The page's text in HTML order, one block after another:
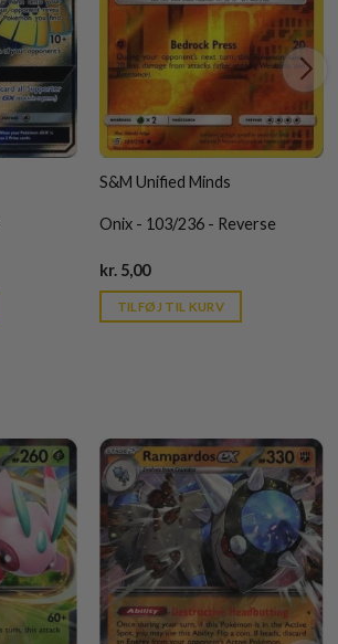
S&M Unified Minds
Onix - 103/236 - Reverse
kr.5,00Current
is:
kr. 39,95.
TILFØJ TIL KURV